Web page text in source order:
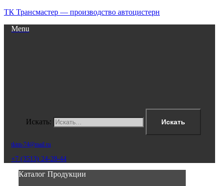
ТК Трансмастер — производство автоцистерн
Menu
Искать: Искать
tktm-74@mail.ru
+7 (3513) 24-28-44
Каталог Продукции